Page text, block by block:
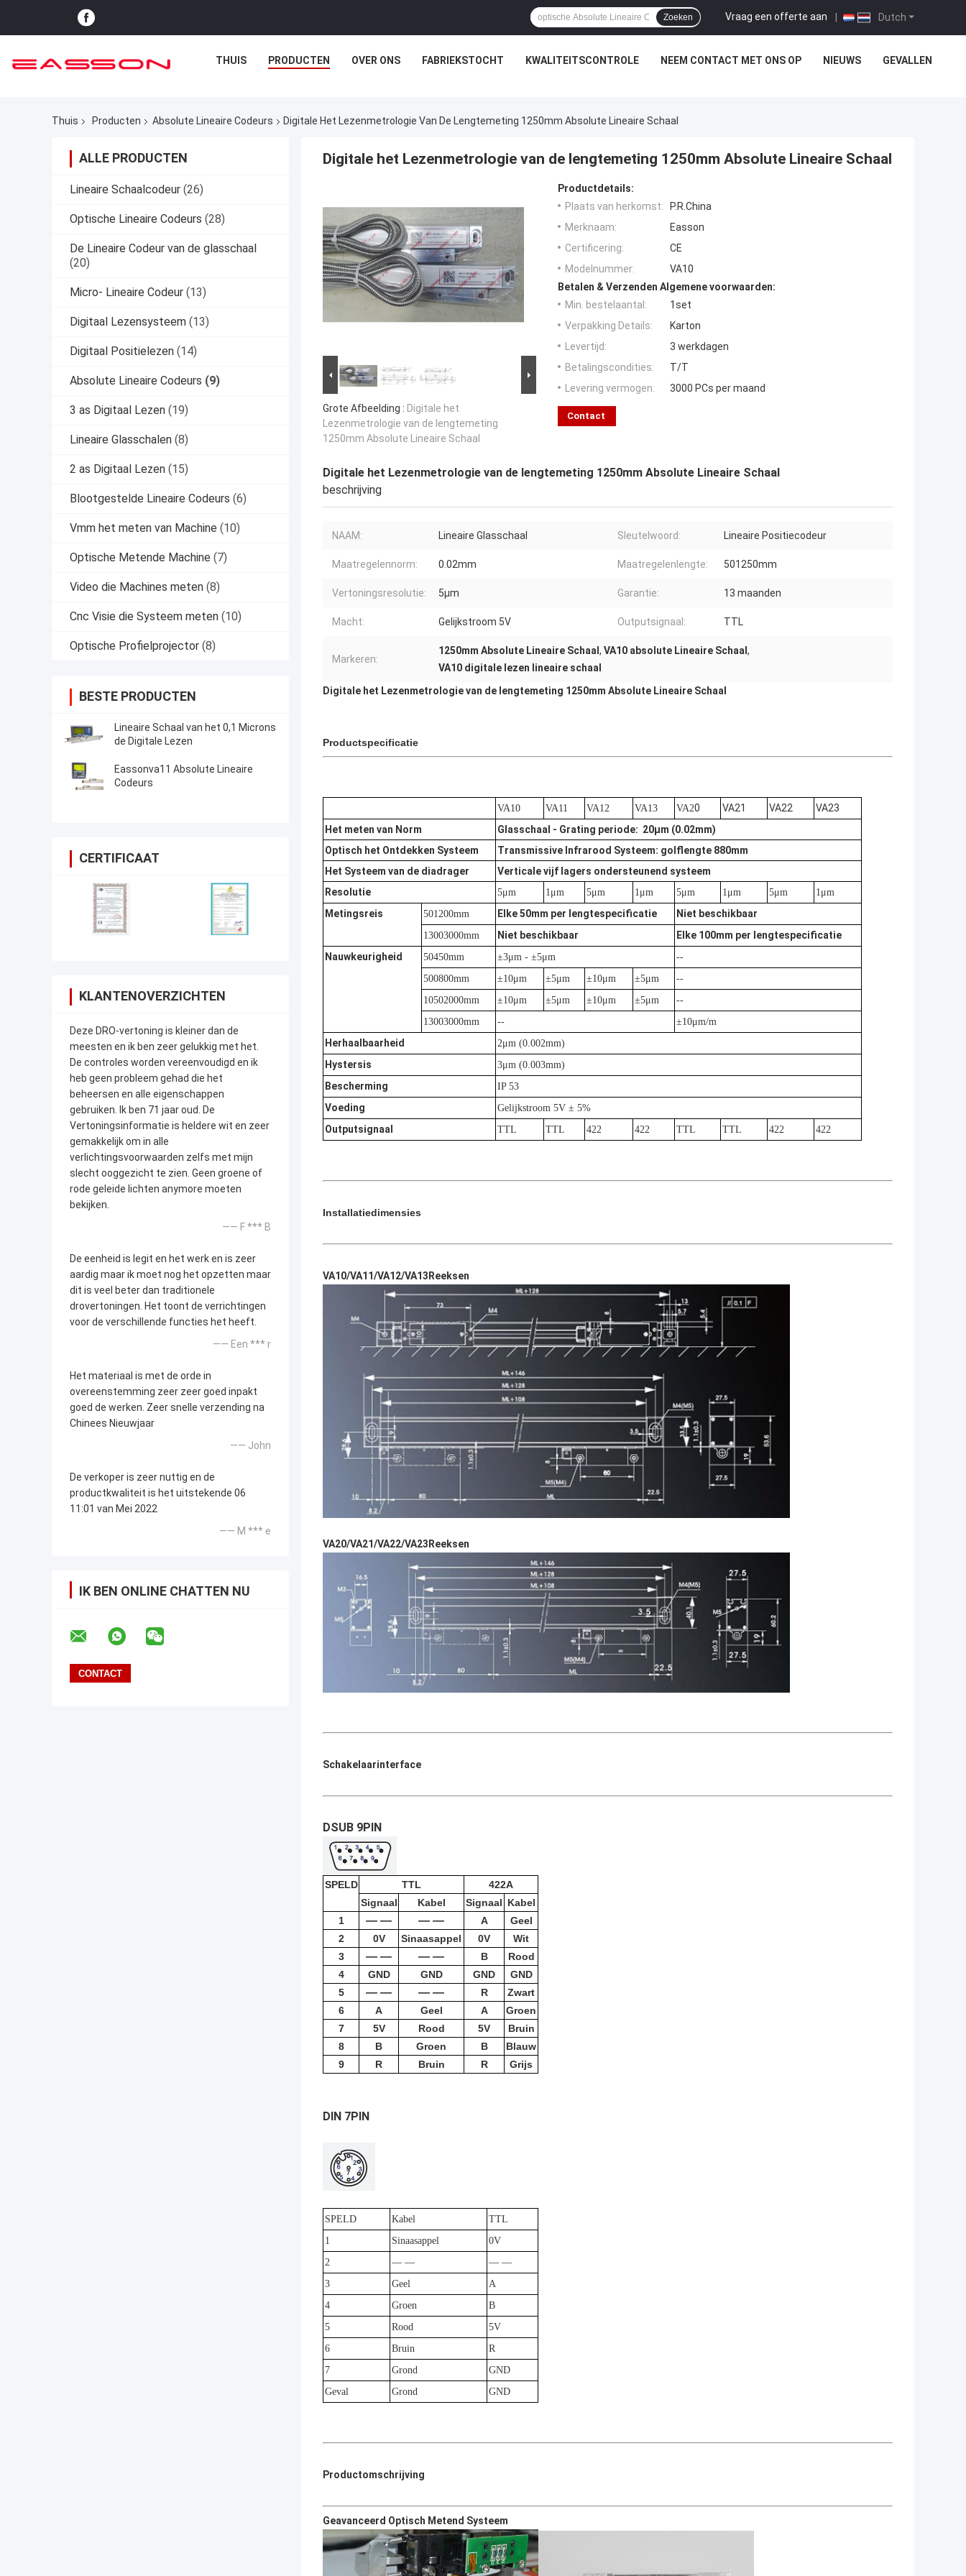
Dutch
Vraag een offerte aan |
Zoeken
THUIS PRODUCTEN OVER ONS FABRIEKSTOCHT KWALITEITSCONTROLE NEEM CONTACT MET ONS OP NIEUWS GEVALLEN
Thuis Producten Absolute Lineaire Codeurs Digitale Het Lezenmetrologie Van De Lengtemeting 1250mm Absolute Lineaire Schaal
ALLE PRODUCTEN
Lineaire Schaalcodeur (26)
Optische Lineaire Codeurs (28)
De Lineaire Codeur van de glasschaal
(20)
Micro- Lineaire Codeur (13)
Digitaal Lezensysteem (13)
Digitaal Positielezen (14)
Absolute Lineaire Codeurs (9)
3 as Digitaal Lezen (19)
Lineaire Glasschalen (8)
2 as Digitaal Lezen (15)
Blootgestelde Lineaire Codeurs (6)
Vmm het meten van Machine (10)
Optische Metende Machine (7)
Video die Machines meten (8)
Cnc Visie die Systeem meten (10)
Optische Profielprojector (8)
BESTE PRODUCTEN
Lineaire Schaal van het 0,1 Microns
de Digitale Lezen
Eassonva11 Absolute Lineaire
Codeurs
CERTIFICAAT
KLANTENOVERZICHTEN
Deze DRO-vertoning is kleiner dan de
meesten en ik ben zeer gelukkig met het.
De controles worden vereenvoudigd en ik
heb geen probleem gehad die het
beheersen en alle eigenschappen
gebruiken. Ik ben 71 jaar oud. De
Vertoningsinformatie is heldere wit en zeer
gemakkelijk om in alle
verlichtingsvoorwaarden zelfs met mijn
slecht ooggezicht te zien. Geen groene of
rode geleide lichten anymore moeten
bekijken.
—— F *** B
De eenheid is legit en het werk en is zeer
aardig maar ik moet nog het opzetten maar
dit is veel beter dan traditionele
drovertoningen. Het toont de verrichtingen
voor de verschillende functies het heeft.
—— Een *** r
Het materiaal is met de orde in
overeenstemming zeer zeer goed inpakt
goed de werken. Zeer snelle verzending na
Chinees Nieuwjaar
—— John
De verkoper is zeer nuttig en de
productkwaliteit is het uitstekende 06
11:01 van Mei 2022
—— M *** e
IK BEN ONLINE CHATTEN NU
Digitale het Lezenmetrologie van de lengtemeting 1250mm Absolute Lineaire Schaal
Grote Afbeelding : Digitale het
Lezenmetrologie van de lengtemeting
1250mm Absolute Lineaire Schaal
Productdetails:
Plaats van herkomst:
P.R.China
Merknaam:
Easson
Certificering:
CE
Modelnummer:
VA10
Betalen & Verzenden Algemene voorwaarden:
Min. bestelaantal:
1set
Verpakking Details:
Karton
Levertijd:
3 werkdagen
Betalingscondities:
T/T
Levering vermogen:
3000 PCs per maand
Contact
Digitale het Lezenmetrologie van de lengtemeting 1250mm Absolute Lineaire Schaal
beschrijving
NAAM: Lineaire Glasschaal Sleutelwoord: Lineaire Positiecodeur
Maatregelennorm: 0.02mm Maatregelenlengte: 501250mm
Vertoningsresolutie: 5µm Garantie: 13 maanden
Macht: Gelijkstroom 5V Outputsignaal: TTL
Markeren:
1250mm Absolute Lineaire Schaal , VA10 absolute Lineaire Schaal ,
VA10 digitale lezen lineaire schaal
Digitale het Lezenmetrologie van de lengtemeting 1250mm Absolute Lineaire Schaal
Productspecificatie
VA10 VA11 VA12 VA13 VA20 VA21 VA22
VA23
Het meten van Norm
Glasschaal - Grating periode: 20μm (0.02mm)
Optisch het Ontdekken Systeem
Transmissive Infrarood Systeem: golflengte 880mm
Het Systeem van de diadrager
Verticale vijf lagers ondersteunend systeem
Resolutie
5μm 1μm 5μm 1μm 5μm 1μm 5μm 1μm
Metingsreis 501200mm Elke 50mm per lengtespecificatie Niet beschikbaar
13003000mm Niet beschikbaar
Elke 100mm per lengtespecificatie
Nauwkeurigheid
50450mm ±3μm - ±5μm
--
500800mm
±10μm ±5μm ±10μm ±5μm
--
10502000mm
±10μm ±5μm ±10μm ±5μm
--
13003000mm
-- ±10μm/m
Herhaalbaarheid 2μm (0.002mm)
Hystersis 3μm (0.003mm)
Bescherming IP 53
Voeding Gelijkstroom 5V ± 5%
Outputsignaal TTL TTL 422 422 TTL TTL 422 422
Installatiedimensies
VA10/VA11/VA12/VA13Reeksen
VA20/VA21/VA22/VA23Reeksen
Schakelaarinterface
DSUB 9PIN
SPELD TTL
422A
Signaal
Kabel Signaal Kabel
1
— — — — A
Geel
2
0V Sinaasappel 0V
Wit
3
— — — — B
Rood
4
GND GND GND
GND
5
— — — — R
Zwart
6
A Geel A
Groen
7
5V Rood 5V
Bruin
8
B Groen B
Blauw
9
R Bruin R Grijs
DIN 7PIN
SPELD Kabel
TTL
1
Sinaasappel
0V
2
— —
— —
3
Geel
A
4
Groen
B
5
Rood
5V
6
Bruin
R
7
Grond
GND
Geval
Grond GND
Productomschrijving
Geavanceerd Optisch Metend Systeem